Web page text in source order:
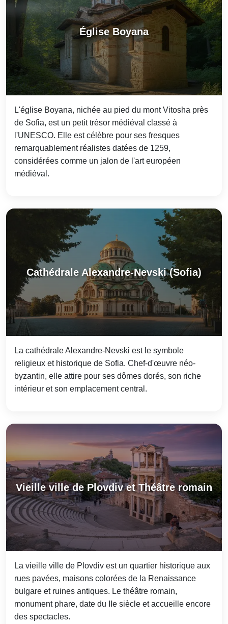
Église Boyana
L'église Boyana, nichée au pied du mont Vitosha près
de Sofia, est un petit trésor médiéval classé à
l'UNESCO. Elle est célèbre pour ses fresques
remarquablement réalistes datées de 1259,
considérées comme un jalon de l'art européen
médiéval.
Cathédrale Alexandre-Nevski (Sofia)
La cathédrale Alexandre-Nevski est le symbole
religieux et historique de Sofia. Chef-d'œuvre néo-
byzantin, elle attire pour ses dômes dorés, son riche
intérieur et son emplacement central.
Vieille ville de Plovdiv et Théâtre romain
La vieille ville de Plovdiv est un quartier historique aux
rues pavées, maisons colorées de la Renaissance
bulgare et ruines antiques. Le théâtre romain,
monument phare, date du IIe siècle et accueille encore
des spectacles.